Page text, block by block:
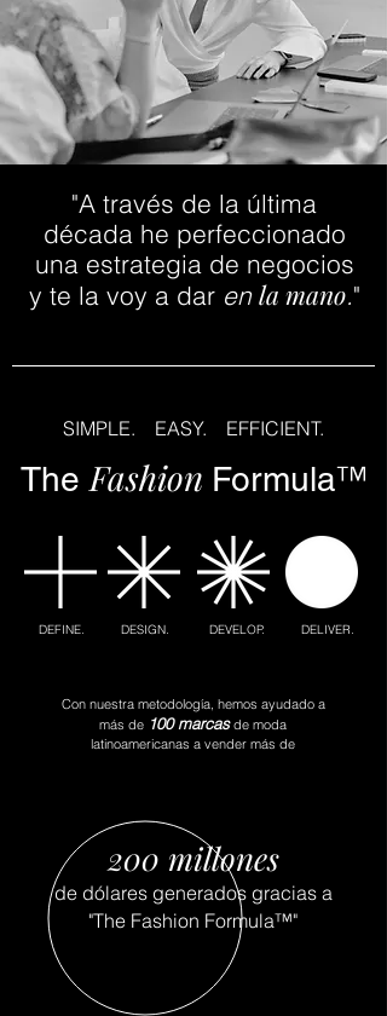
"A través de la última
década he perfeccionado
una estrategia de negocios
y te la voy a dar enla mano."
SIMPLE. EASY. EFFICIENT.
The Fashion Formula™
DEFINE. DESIGN. DEVELOP. DELIVER.
Con nuestra metodología, hemos ayudado a
más de 100 marcasde moda
latinoamericanas a vender más de
200 millones
de dólares generados gracias a
"The Fashion Formula™"